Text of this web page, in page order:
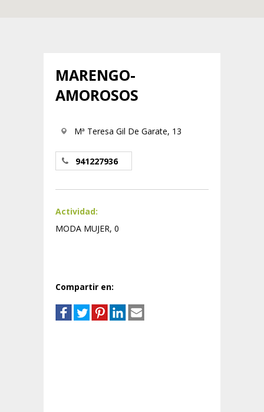
MARENGO-
AMOROSOS
Mª Teresa Gil De Garate, 13
941227936
Actividad:
MODA MUJER, 0
Compartir en: